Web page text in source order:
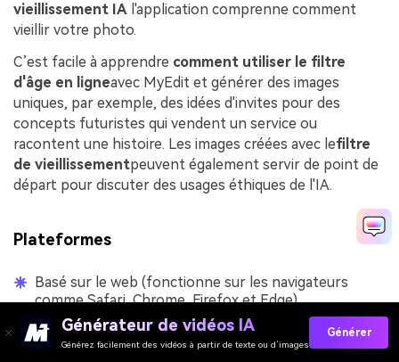
vieillissement IA l'application comprenne comment
vieillir votre photo.
C’est facile à apprendre comment utiliser le filtre
d'âge en ligneavec MyEdit et générer des images
uniques, par exemple, des idées d'invites pour des
concepts futuristes qui vendent un service ou
racontent une histoire. Les images créées avec lefiltre
de vieillissementpeuvent également servir de point de
départ pour discuter des usages éthiques de l'IA.
Plateformes
Basé sur le web (fonctionne sur les navigateurs
comme Safari, Chrome, Firefox et Edge).
Pour qui
Générateur de vidéos IA
Générez facilement des vidéos à partir de texte ou d’images
Générer